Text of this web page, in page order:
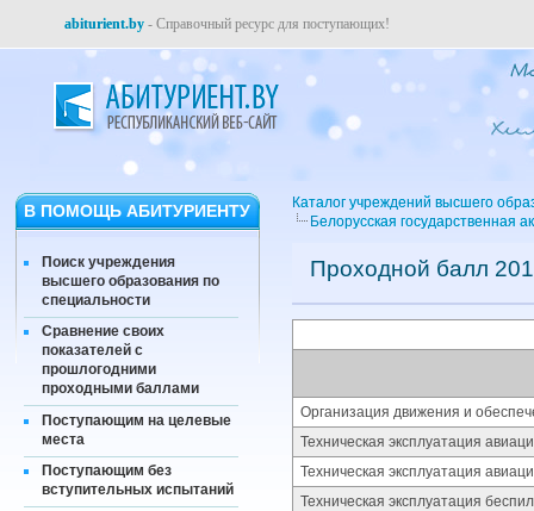
abiturient.by - Справочный ресурс для поступающих!
В ПОМОЩЬ АБИТУРИЕНТУ
Поиск учреждения
высшего образования по
специальности
Сравнение своих
показателей с
прошлогодними
проходными баллами
Поступающим на целевые
места
Поступающим без
вступительных испытаний
Каталог учреждений высшего
Белорусская государственная
Проходной балл
Организация движения и
Техническая эксплуатация
Техническая эксплуатация
Техническая эксплуатация